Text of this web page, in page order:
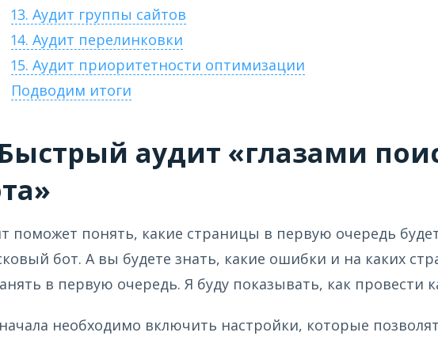
13. Аудит группы сайтов
14. Аудит перелинковки
15. Аудит приоритетности оптимизации
Подводим итоги
аудит «глазами
поможет понять, какие страницы в первую очередь
бот. А вы будете знать, какие ошибки и на каких
в первую очередь. Я буду показывать, как провести
необходимо включить настройки, которые